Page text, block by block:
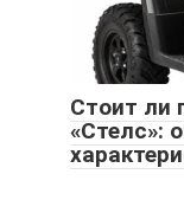
Стоит ли
«Стелс»: